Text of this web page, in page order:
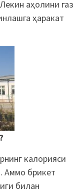
аҳолини газ
ҳаракат
калорияси
Аммо брикет
билан